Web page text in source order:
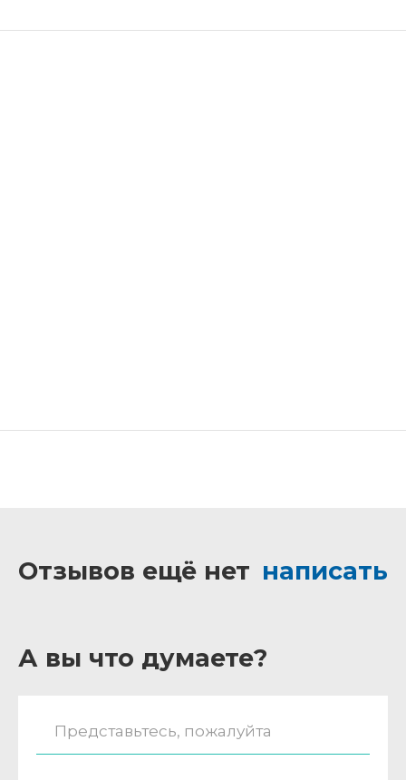
Отзывов ещё нет написать
А вы что думаете?